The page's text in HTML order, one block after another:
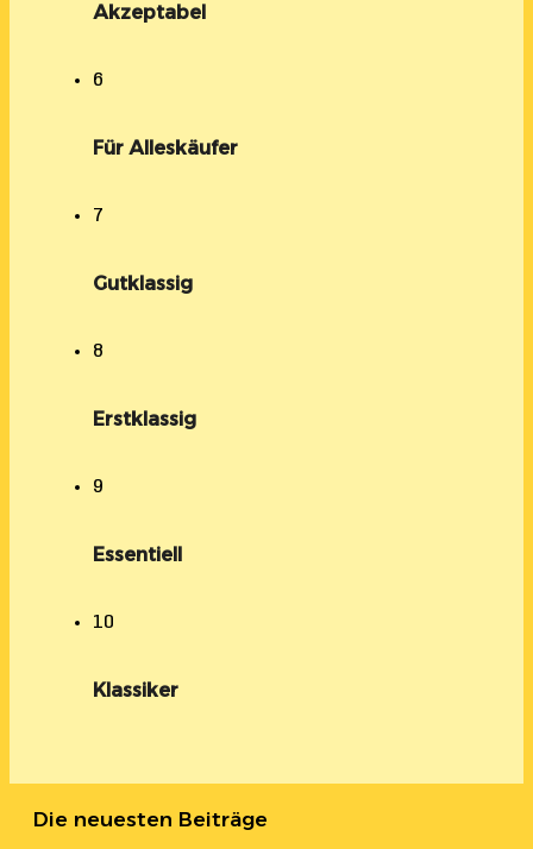
Akzeptabel
6
Für Alleskäufer
7
Gutklassig
8
Erstklassig
9
Essentiell
10
Klassiker
Die neuesten Beiträge